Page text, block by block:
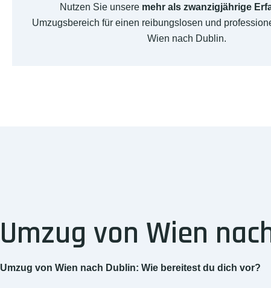
Nutzen Sie unsere mehr als zwanzigjährige
Umzugsbereich für einen reibungslosen und
Wien nach Dublin.
Umzug von Wien
Umzug von Wien nach Dublin: Wie bereitest du dich vor?